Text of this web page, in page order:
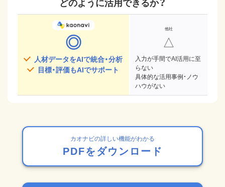
◎
人材データをAIで統合・分析
目標・評価もAIでサポート
△
入力が手間でAI活用に至
らない
具体的な活用事例・ノウ
ハウがない
カオナビの詳しい機能がわかる
PDFをダウンロード